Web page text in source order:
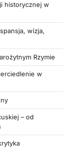
historycznej w
wizja,
Rzymie
w
– od